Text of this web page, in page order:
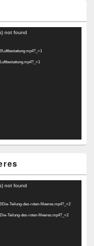
not found
Luftbestattung.mp4?_=1
not found
Die-Teilung-des-roten-Meeres.mp4?_=2
Teilung-des-roten-Meeres.mp4?_=2